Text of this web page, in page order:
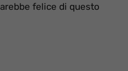
felice di questo